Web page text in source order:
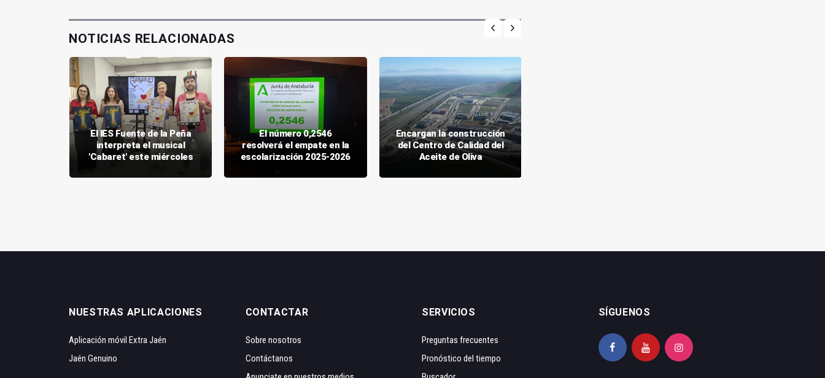
NOTICIAS RELACIONADAS
El IES Fuente de la Peña
interpreta el musical
'Cabaret' este miércoles
El número 0,2546
resolverá el empate en la
escolarización 2025-2026
Encargan la construcción
del Centro de Calidad del
Aceite de Oliva
NUESTRAS APLICACIONES
Aplicación móvil Extra Jaén
Jaén Genuino
CONTACTAR
Sobre nosotros
Contáctanos
SERVICIOS
Preguntas frecuentes
Pronóstico del tiempo
SÍGUENOS